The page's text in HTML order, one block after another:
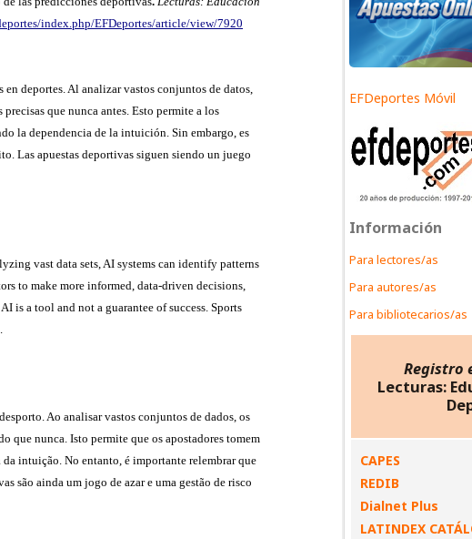
EFDeportes Móvil
Información
Para lectores/as
Para autores/as
Para bibliotecarios/as
Registro
Lecturas:
CAPES
REDIB
Dialnet Plus
LATINDEX